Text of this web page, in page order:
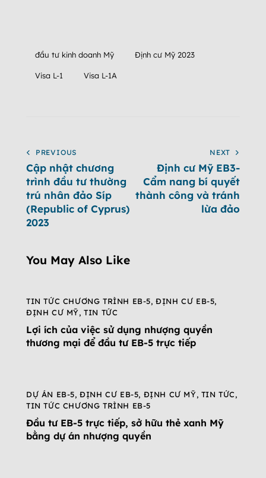
đầu tư kinh doanh Mỹ Định cư Mỹ 2023
Visa L-1 Visa L-1A
PREVIOUS
Cập nhật chương
trình đầu tư thường
trú nhân đảo Síp
(Republic of Cyprus)
2023
NEXT
Định cư Mỹ EB3-
Cẩm nang bí quyết
thành công và tránh
lừa đảo
You May Also Like
TIN TỨC CHƯƠNG TRÌNH EB-5,ĐỊNH CƯ EB-5,
ĐỊNH CƯ MỸ,TIN TỨC
Lợi ích của việc sử dụng nhượng quyền
thương mại để đầu tư EB-5 trực tiếp
DỰ ÁN EB-5,ĐỊNH CƯ EB-5, ĐỊNH CƯ MỸ, TIN TỨC,
TIN TỨC CHƯƠNG TRÌNH EB-5
Đầu tư EB-5 trực tiếp, sở hữu thẻ xanh Mỹ
bằng dự án nhượng quyền